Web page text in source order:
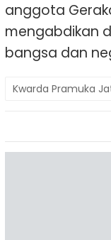
anggota
mengabdikan
bangsa dan
Kwarda Pramuka